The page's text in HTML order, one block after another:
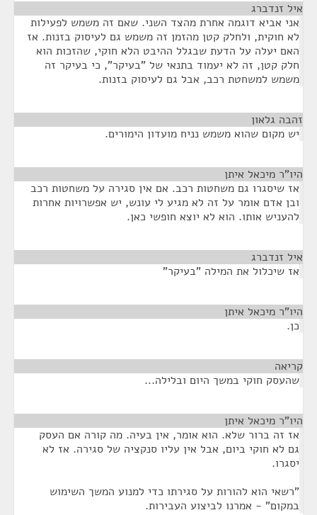
איל זנדברג
אני אביא דוגמה אחרת מהצד השני. שאם זה משמש לפעילות
לא חוקית, ולחלק קטן מהזמן זה משמש גם לעיסוק בזנות. אז
האם יעלה על הדעת שבגלל ההיבט הלא חוקי, שהזכות הוא
חלק קטן, זה לא יעמוד בתנאי של "בעיקר", כי בעיקר זה
משמש למשחטת רכב, אבל גם לעיסוק בזנות.
זהבה גלאון
יש מקום שהוא משמש נניח מועדון הימורים.
היו"ר מיכאל איתן
אז שיסגרו גם משחטות רכב. אם אין סגירה על משחטות רכב
ובן אדם אומר על זה לא מגיע לי עונש, יש אפשרויות אחרות
להעניש אותו. הוא לא יוצא חופשי כאן.
איל זנדברג
אז שיכלול את המילה "בעיקר"
היו"ר מיכאל איתן
כן.
קריאה
שהעסק חוקי במשך היום ובלילה...
היו"ר מיכאל איתן
אז זה ברור שלא. הוא אומר, אין בעיה. מה קורה אם העסק
גם לא חוקי ביום, אבל אין עליו סנקציה של סגירה. אז לא
יסגרו.
"רשאי הוא להורות על סגירתו כדי למנוע המשך השימוש
במקום" - אמרנו לביצוע העבירות.